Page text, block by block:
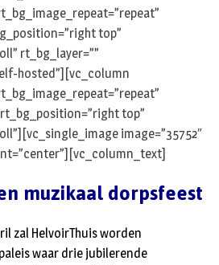
top”
rt_bg_layer=””
hosted”][vc_column
top”
image=”35752″
muzikaal dorpsfeest
zal HelvoirThuis worden
waar drie jubilerende